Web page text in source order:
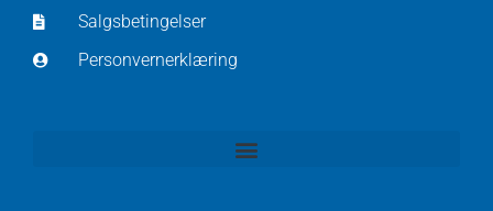
Salgsbetingelser
Personvernerklæring